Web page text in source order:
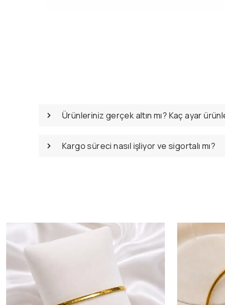
Ürünleriniz gerçek altın mı? Kaç ayar
Kargo süreci nasıl işliyor ve sigortalı mı?